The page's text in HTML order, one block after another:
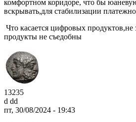
комфортном коридоре, что бы
вскрывать,для стабилизации
Что касается цифровых продуктов,не
продукты не съедобны
13235
d dd
пт, 30/08/2024 - 19:43